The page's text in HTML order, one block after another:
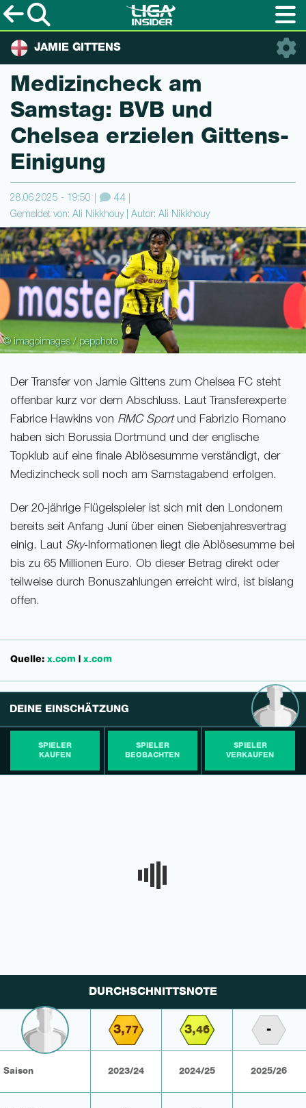
JAMIE GITTENS
Medizincheck am
Samstag: BVB und
Chelsea erzielen Git­tens-
Eini­gung
28.06.2025 - 19:50 44
Gemeldet von: Ali Nikkhouy | Autor: Ali Nikkhouy
© imagoimages / pepphoto
Der Transfer von Jamie Gittens zum Chelsea FC steht
offenbar kurz vor dem Abschluss. Laut Transferexperte
Fabrice Hawkins von RMC Sportund Fabrizio Romano
haben sich Borussia Dortmund und der englische
Topklub auf eine finale Ablösesumme verständigt, der
Medizincheck soll noch am Samstagabend erfolgen.
Der 20-jährige Flügelspieler ist sich mit den Londonern
bereits seit Anfang Juni über einen Siebenjahresvertrag
einig. Laut Sky-Informationen liegt die Ablösesumme bei
bis zu 65 Millionen Euro. Ob dieser Betrag direkt oder
teilweise durch Bonuszahlungen erreicht wird, ist bislang
offen.
Quelle: x.com x.com
DEINE EINSCHÄTZUNG
SPIELER
KAUFEN
SPIELER
BEOBACHTEN
SPIELER
VERKAUFEN
DURCHSCHNITTSNOTE
3,77 3,46 -
Saison 2023/24 2024/25 2025/26